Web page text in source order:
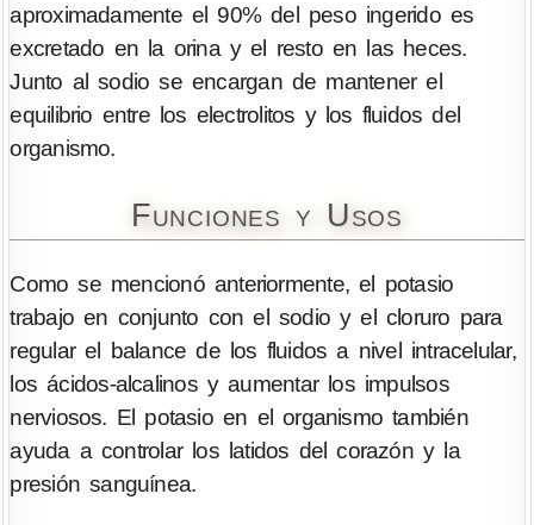
aproximadamente el 90% del peso ingerido es
excretado en la orina y el resto en las heces.
Junto al sodio se encargan de mantener el
equilibrio entre los electrolitos y los fluidos del
organismo.
Funciones y Usos
Como se mencionó anteriormente, el potasio
trabajo en conjunto con el sodio y el cloruro para
regular el balance de los fluidos a nivel intracelular,
los ácidos-alcalinos y aumentar los impulsos
nerviosos. El potasio en el organismo también
ayuda a controlar los latidos del corazón y la
presión sanguínea.